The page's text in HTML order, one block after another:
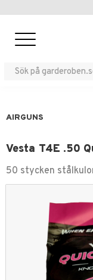
AIRGUNS
Vesta T4E .50
50 stycken